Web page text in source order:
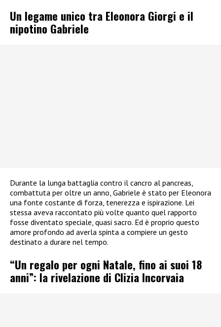
Un legame unico tra Eleonora Giorgi e il
nipotino Gabriele
Durante la lunga battaglia contro il cancro al pancreas,
combattuta per oltre un anno, Gabriele è stato per Eleonora
una fonte costante di forza, tenerezza e ispirazione. Lei
stessa aveva raccontato più volte quanto quel rapporto
fosse diventato speciale, quasi sacro. Ed è proprio questo
amore profondo ad averla spinta a compiere un gesto
destinato a durare nel tempo.
“Un regalo per ogni Natale, fino ai suoi 18
anni”: la rivelazione di Clizia Incorvaia